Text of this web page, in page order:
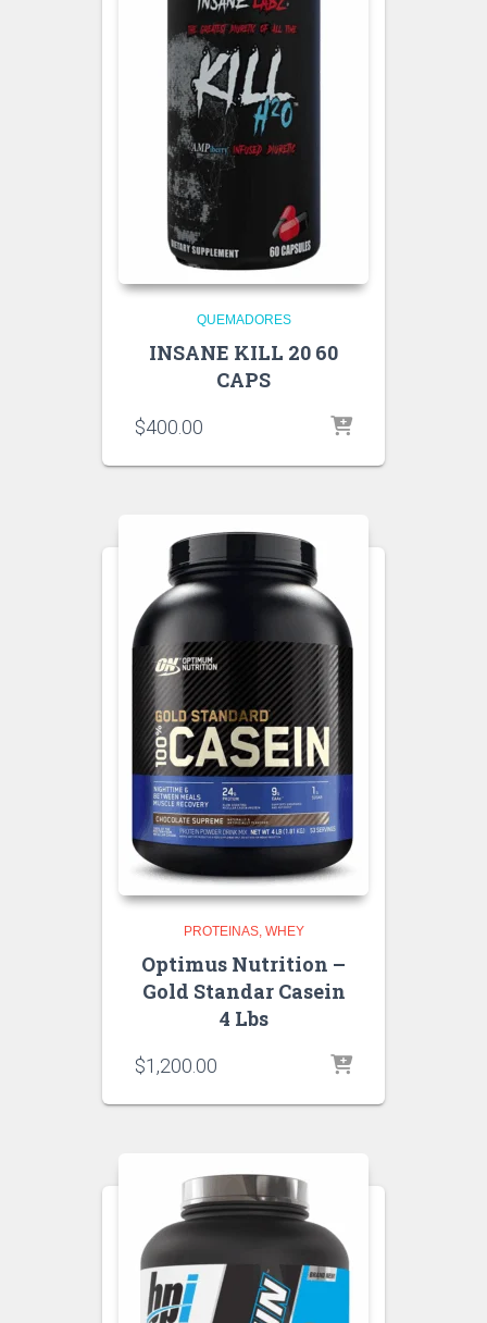
QUEMADORES
INSANE KILL 20 60
CAPS
$400.00
PROTEINAS WHEY
Optimus Nutrition –
Gold Standar Casein
4 Lbs
$1,200.00